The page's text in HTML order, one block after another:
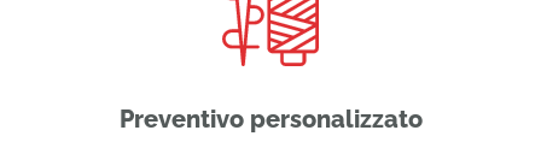
Preventivo personalizzato